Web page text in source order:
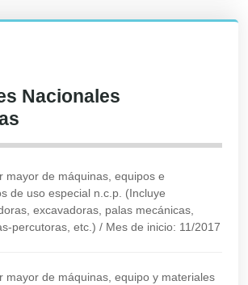
Nacionales
mayor de máquinas, equipos e
de uso especial n.c.p. (Incluye
excavadoras, palas mecánicas,
percutoras, etc.) / Mes de inicio: 11/2017
mayor de máquinas, equipo y materiales